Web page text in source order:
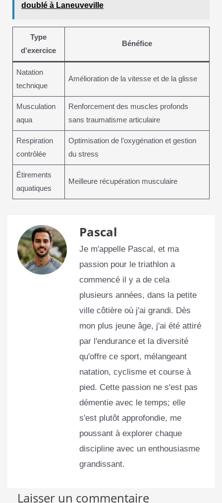
doublé à Laneuveville
Type
d’exercice
Bénéfice
Natation
technique
Amélioration de la vitesse et de la glisse
Musculation
aqua
Renforcement des muscles profonds
sans traumatisme articulaire
Respiration
contrôlée
Optimisation de l’oxygénation et gestion
du stress
Étirements
aquatiques
Meilleure récupération musculaire
Pascal
Je m'appelle Pascal, et ma
passion pour le triathlon a
commencé il y a de cela
plusieurs années, dans la petite
ville côtière où j'ai grandi. Dès
mon plus jeune âge, j'ai été attiré
par l'endurance et la diversité
qu'offre ce sport, mélangeant
natation, cyclisme et course à
pied. Cette passion ne s'est pas
démentie avec le temps; elle
s'est plutôt approfondie, me
poussant à explorer chaque
discipline avec un enthousiasme
grandissant.
Laisser un commentaire